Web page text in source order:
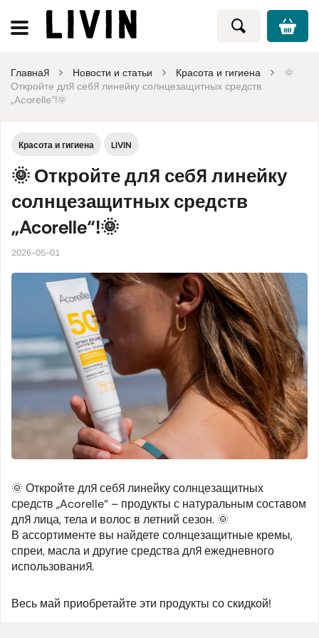
Главная Новости и статьи Красота и гигиена
🌞
Откройте для себя линейку солнцезащитных средств
„Acorelle“!🌞
Красота и гигиена LIVIN
🌞 Откройте для себя линейку
солнцезащитных средств
„Acorelle“!🌞
2026-05-01
🌞 Откройте для себя линейку солнцезащитных
средств „Acorelle“ – продукты с натуральным составом
для лица, тела и волос в летний сезон. 🌞
В ассортименте вы найдете солнцезащитные кремы,
спреи, масла и другие средства для ежедневного
использования.
Весь май приобретайте эти продукты со скидкой!